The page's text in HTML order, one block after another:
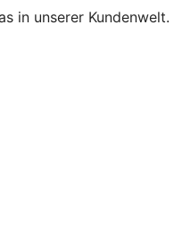
in unserer Kundenwelt.